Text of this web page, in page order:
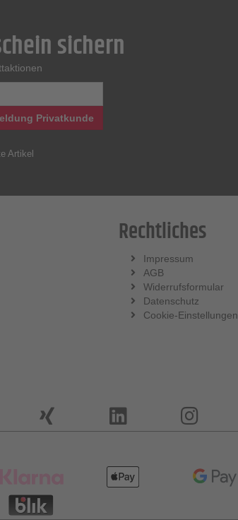
sichern
Privatkunde
Artikel
Rechtliches
Impressum
AGB
Widerrufsformular
Datenschutz
Cookie-Einstellungen